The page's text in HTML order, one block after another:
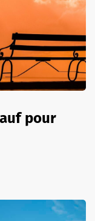
pour